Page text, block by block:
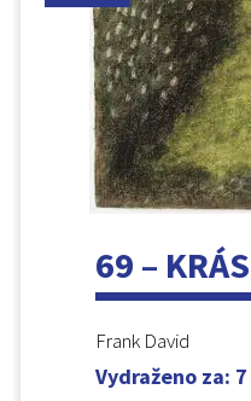
69 –
Frank David
Vydraženo za: